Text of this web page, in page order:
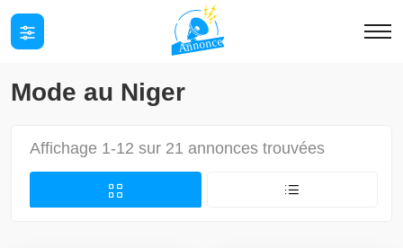
Mode au Niger
Affichage 1-12 sur 21 annonces trouvées